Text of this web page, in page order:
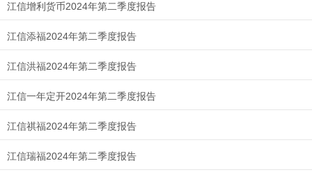
江信增利货币2024年第二季度报告
江信添福2024年第二季度报告
江信洪福2024年第二季度报告
江信一年定开2024年第二季度报告
江信祺福2024年第二季度报告
江信瑞福2024年第二季度报告